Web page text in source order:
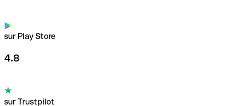
sur Play Store
4.8
sur Trustpilot